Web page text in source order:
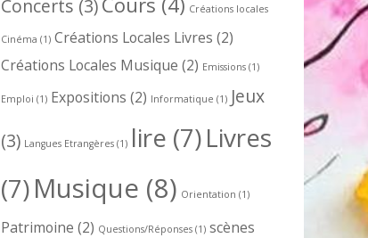
Concerts (3) Créations locales
Cinéma (1) Créations Locales Livres (2)
Créations Locales Musique (2) Emissions (1)
Emploi (1) Expositions (2) Informatique (1) Jeux
(3) Langues Etrangères (1) lire (7)Livres
(7)Musique (8) Orientation (1)
Patrimoine (2) Questions/Réponses (1) scènes